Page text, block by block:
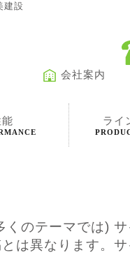
建設
会社案内
ライ
のテーマでは) サ
は異なります。サ